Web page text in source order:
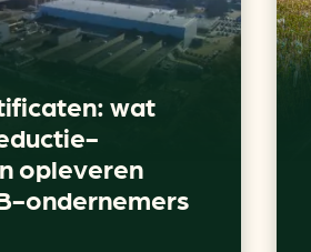
wat
opleveren
ondernemers